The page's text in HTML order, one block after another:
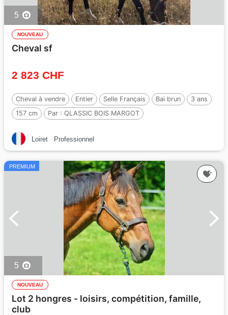
5
NOUVEAU
Cheval sf
2 823 CHF
Cheval à vendre Entier Selle Français Bai brun
3 ans
157 cm
Par : QLASSIC BOIS MARGOT
Loiret Professionnel
PREMIUM
5
NOUVEAU
Lot 2 hongres - loisirs, compétition, famille,
club